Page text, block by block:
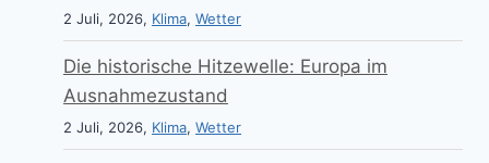
2 Juli, 2026, Klima, Wetter
Die historische Hitzewelle: Europa im
Ausnahmezustand
2 Juli, 2026, Klima, Wetter